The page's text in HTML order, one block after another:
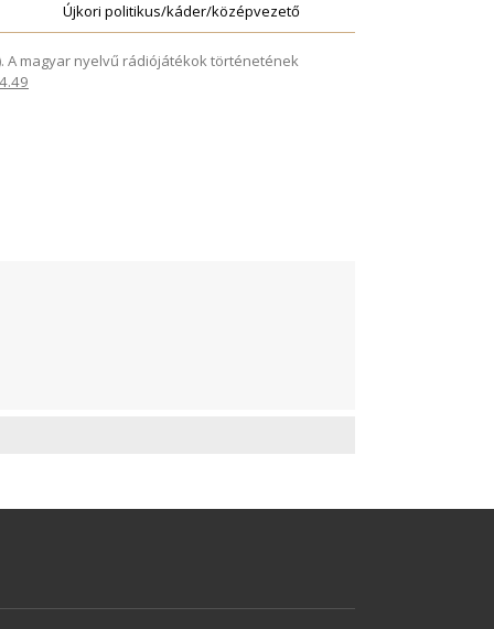
Újkori politikus/káder/középvezető
A magyar nyelvű rádiójátékok történetének